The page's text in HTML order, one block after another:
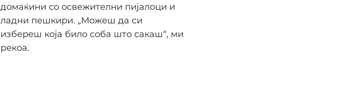
домаќини со освежителни пијалоци и
ладни пешкири. „Можеш да си
избереш која било соба што сакаш“, ми
рекоа.